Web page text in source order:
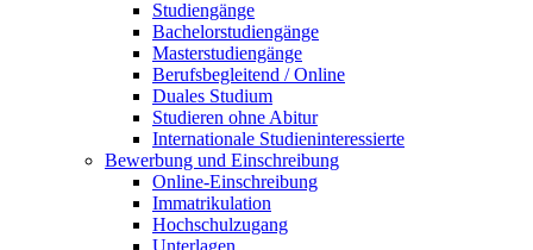
Studiengänge
Bachelorstudiengänge
Masterstudiengänge
Berufsbegleitend / Online
Duales Studium
Studieren ohne Abitur
Internationale Studieninteressierte
Bewerbung und Einschreibung
Online-Einschreibung
Immatrikulation
Hochschulzugang
Unterlagen